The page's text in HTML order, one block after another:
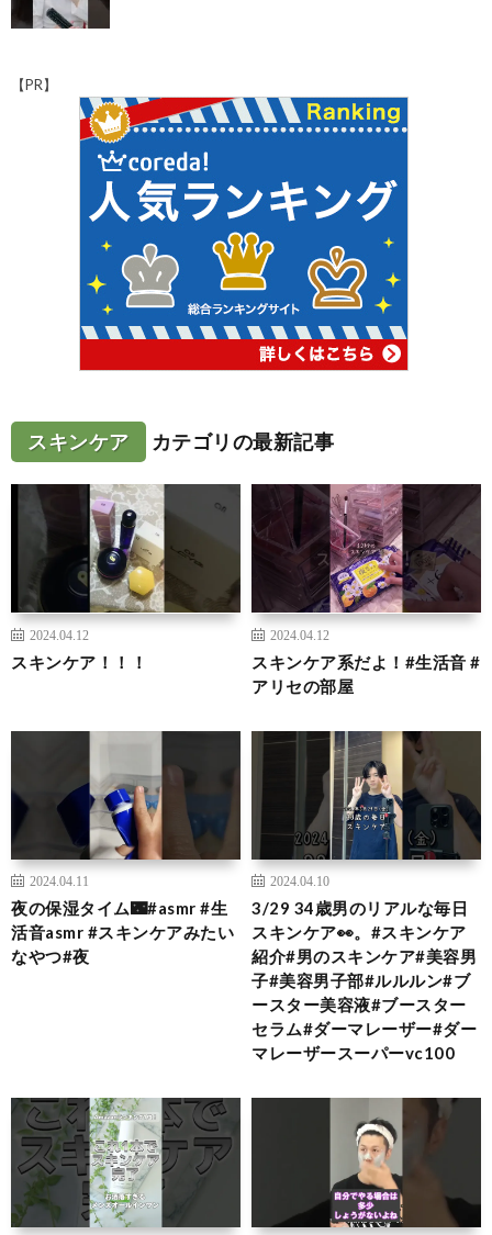
【PR】
スキンケア カテゴリの最新記事
2024.04.12
スキンケア！！！
2024.04.12
スキンケア系だよ！#生活音 #
アリセの部屋
2024.04.11
夜の保湿タイム🌃#asmr #生
活音asmr #スキンケアみたい
なやつ#夜
2024.04.10
3/29 34歳男のリアルな毎日
スキンケア👀。#スキンケア
紹介#男のスキンケア#美容男
子#美容男子部#ルルルン#ブ
ースター美容液#ブースター
セラム#ダーマレーザー#ダー
マレーザースーパーvc100